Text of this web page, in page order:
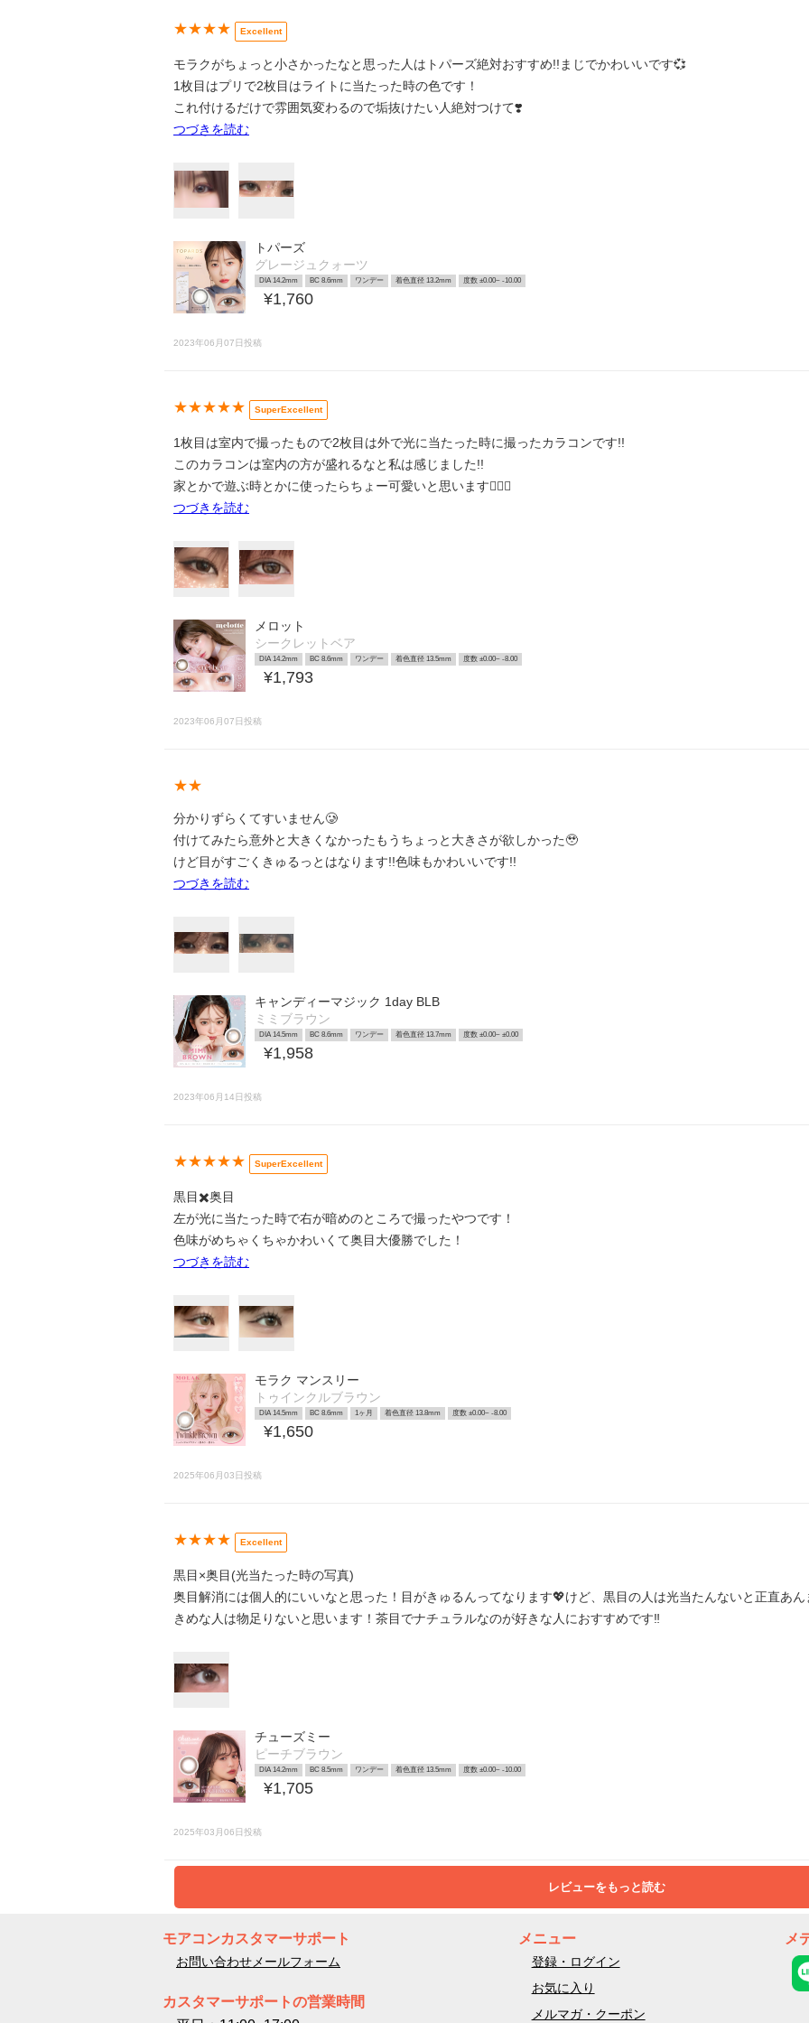
★★★★ Excellent
モラクがちょっと小さかったなと思った人はトパーズ絶対おすすめ!!まじでかわいいです💞
1枚目はプリで2枚目はライトに当たった時の色です！
これ付けるだけで雰囲気変わるので垢抜けたい人絶対つけて❣️
つづきを読む
トパーズ
グレージュクォーツ
DIA 14.2mm BC 8.6mm ワンデー 着色直径 13.2mm 度数 ±0.00~ -10.00
¥1,760
2023年06月07日投稿
★★★★★ SuperExcellent
1枚目は室内で撮ったもので2枚目は外で光に当たった時に撮ったカラコンです!!
このカラコンは室内の方が盛れるなと私は感じました!!
家とかで遊ぶ時とかに使ったらちょー可愛いと思います👍🏻💞
つづきを読む
メロット
シークレットベア
DIA 14.2mm BC 8.6mm ワンデー 着色直径 13.5mm 度数 ±0.00~ -8.00
¥1,793
2023年06月07日投稿
★★
分かりずらくてすいません🥲
付けてみたら意外と大きくなかったもうちょっと大きさが欲しかった🥹
けど目がすごくきゅるっとはなります!!色味もかわいいです!!
つづきを読む
キャンディーマジック 1day BLB
ミミブラウン
DIA 14.5mm BC 8.6mm ワンデー 着色直径 13.7mm 度数 ±0.00~ ±0.00
¥1,958
2023年06月14日投稿
★★★★★ SuperExcellent
黒目✖️奥目
左が光に当たった時で右が暗めのところで撮ったやつです！
色味がめちゃくちゃかわいくて奥目大優勝でした！
つづきを読む
モラク マンスリー
トゥインクルブラウン
DIA 14.5mm BC 8.6mm 1ヶ月 着色直径 13.8mm 度数 ±0.00~ -8.00
¥1,650
2025年06月03日投稿
★★★★ Excellent
黒目×奥目(光当たった時の写真)
奥目解消には個人的にいいなと思った！目がきゅるんってなります💖けど、黒目の人は光当たんないと正直あ
きめな人は物足りないと思います！茶目でナチュラルなのが好きな人におすすめです‼️
チューズミー
ピーチブラウン
DIA 14.2mm BC 8.5mm ワンデー 着色直径 13.5mm 度数 ±0.00~ -10.00
¥1,705
2025年03月06日投稿
レビューをもっと読む
モアコンカスタマーサポート
お問い合わせメールフォーム
カスタマーサポートの営業時間
メニュー
登録・ログイン
お気に入り
メルマガ・クーポン
メ